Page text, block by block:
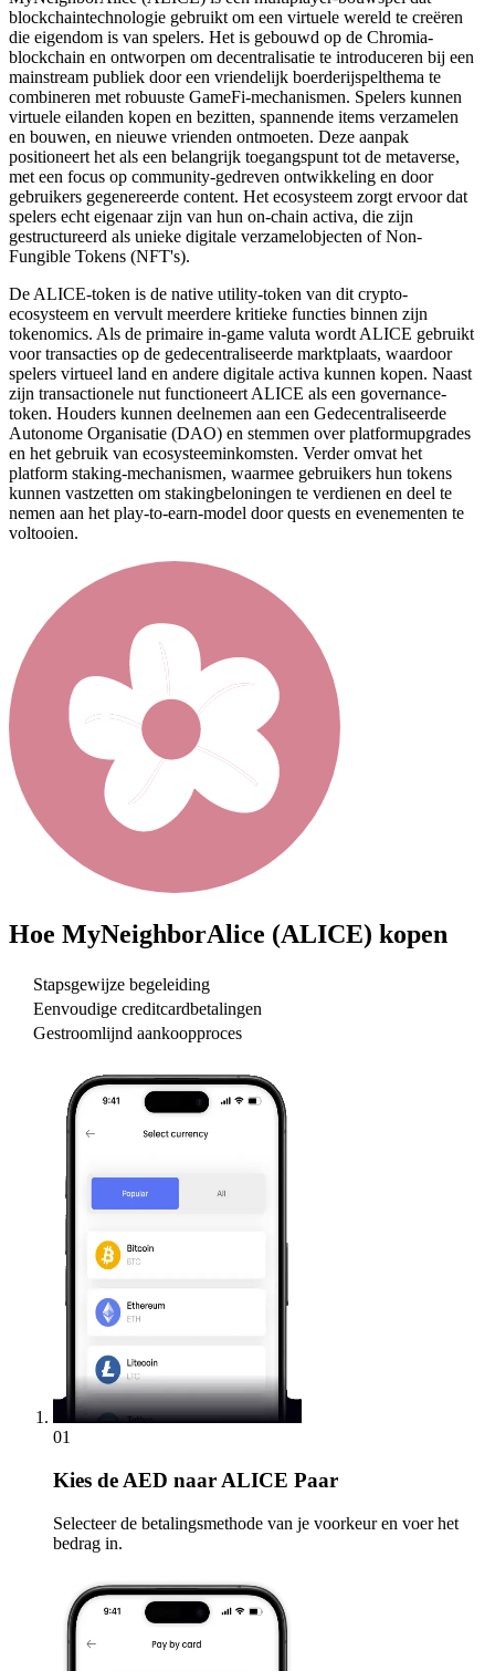
blockchaintechnologie gebruikt om een virtuele wereld te creëren
die eigendom is van spelers. Het is gebouwd op de Chromia-
blockchain en ontworpen om decentralisatie te introduceren bij een
mainstream publiek door een vriendelijk boerderijspelthema te
combineren met robuuste GameFi-mechanismen. Spelers kunnen
virtuele eilanden kopen en bezitten, spannende items verzamelen
en bouwen, en nieuwe vrienden ontmoeten. Deze aanpak
positioneert het als een belangrijk toegangspunt tot de metaverse,
met een focus op community-gedreven ontwikkeling en door
gebruikers gegenereerde content. Het ecosysteem zorgt ervoor dat
spelers echt eigenaar zijn van hun on-chain activa, die zijn
gestructureerd als unieke digitale verzamelobjecten of Non-
Fungible Tokens (NFT's).
De ALICE-token is de native utility-token van dit crypto-
ecosysteem en vervult meerdere kritieke functies binnen zijn
tokenomics. Als de primaire in-game valuta wordt ALICE gebruikt
voor transacties op de gedecentraliseerde marktplaats, waardoor
spelers virtueel land en andere digitale activa kunnen kopen. Naast
zijn transactionele nut functioneert ALICE als een governance-
token. Houders kunnen deelnemen aan een Gedecentraliseerde
Autonome Organisatie (DAO) en stemmen over platformupgrades
en het gebruik van ecosysteeminkomsten. Verder omvat het
platform staking-mechanismen, waarmee gebruikers hun tokens
kunnen vastzetten om stakingbeloningen te verdienen en deel te
nemen aan het play-to-earn-model door quests en evenementen te
voltooien.
Hoe MyNeighborAlice (ALICE) kopen
Stapsgewijze begeleiding
Eenvoudige creditcardbetalingen
Gestroomlijnd aankoopproces
01
Kies de AED naar ALICE Paar
Selecteer de betalingsmethode van je voorkeur en voer het
bedrag in.